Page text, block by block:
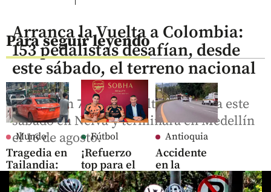
Para seguir leyendo
Mundo
Tragedia en
Tailandia:
Adolescente
Fútbol
¡Refuerzo
top para el
Arsenal!
Antioquia
Accidente
en la
autopista
Arranca la Vuelta a Colombia:
153 pedalistas desafían, desde
este sábado, el terreno nacional
La edición 76 de la Vuelta comienza este
sábado en Neiva y terminará en Medellín
el 16 de agosto.